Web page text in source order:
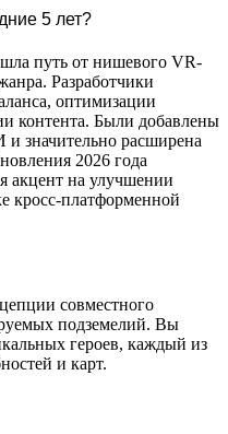
5 лет?
путь от нишевого VR-
Разработчики
оптимизации
контента. Были добавлены
значительно расширена
2026 года
акцент на улучшении
кросс-платформенной
совместного
подземелий. Вы
героев, каждый из
и карт.